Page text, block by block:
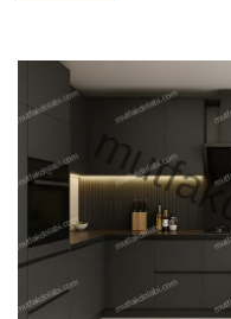
dekorasyonunun…